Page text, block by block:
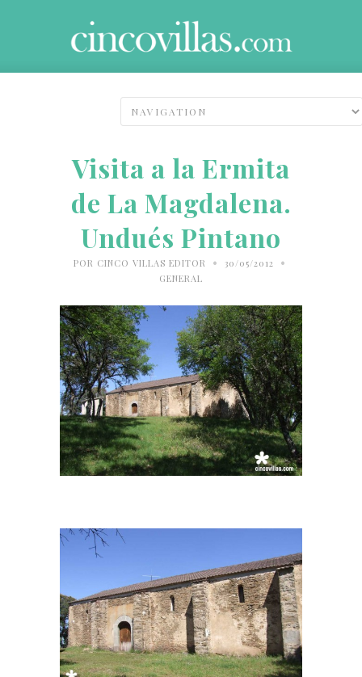
Visita a la Ermita
de La Magdalena.
Undués Pintano
POR CINCO VILLAS EDITOR • 30/05/2012 •
GENERAL